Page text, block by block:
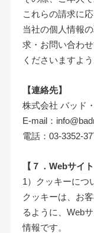
これらの請求に応
当社の個人情報
求・お問い合わ
くださいますよ
【連絡先】
株式会社 バッド
E-mail：
電話：03-3352-
【７．Webサイ
1）クッキーにつ
クッキーは、お
るように、Web
情報です。